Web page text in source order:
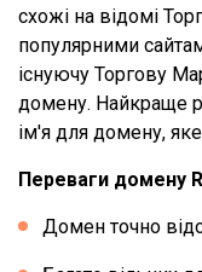
схожі на відомі
популярними
існуючу Торгову
домену. Найкраще
ім'я для домену,
Переваги домену
Домен точно